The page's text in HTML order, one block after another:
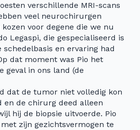
verschillende MRI-scans
veel neurochirurgen
voor degene die we nu
Legaspi, die gespecialiseerd is
en ervaring had
dat moment was Pio het
geval in ons land (de
dat de tumor niet volledig kon
en de chirurg deed alleen
hij de biopsie uitvoerde. Pio
zijn gezichtsvermogen te